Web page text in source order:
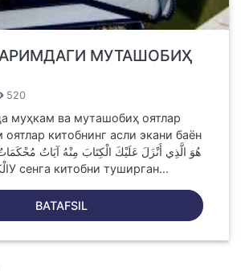
МУТАШОБИҲ
520
муҳкам ва муташобиҳ оятлар
китобнинг асли экани баён
الْكِتَابِ وَأُخَرُ مُتَشَابِهَاتٌУ сенга китобни туширган...
BATAFSIL